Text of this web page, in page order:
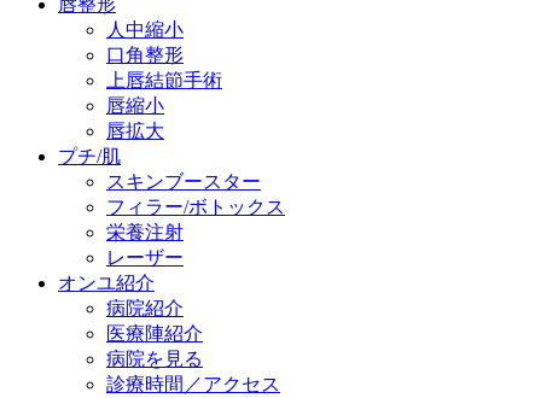
唇整形
人中縮小
口角整形
上唇結節手術
唇縮小
唇拡大
プチ/肌
スキンブースター
フィラー/ボトックス
栄養注射
レーザー
オンユ紹介
病院紹介
医療陣紹介
病院を見る
診療時間／アクセス